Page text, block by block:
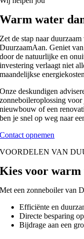
Warm water
Zet de stap naar
DuurzaamAan. Geniet
door de natuurlijke en
investering verlaagt niet
maandelijkse
Onze deskundigen
zonneboileroplossing
nieuwbouw of een
ben je snel op weg naar
Contact opnemen
VOORDELEN VAN
Kies voor warm
Met een zonneboiler van
Efficiënte en
Directe besparing
Bijdrage aan een